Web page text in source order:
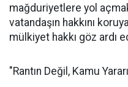
mağduriyetlere yol
vatandaşın hakkını
mülkiyet hakkı göz ardı
"Rantın Değil, Kamu